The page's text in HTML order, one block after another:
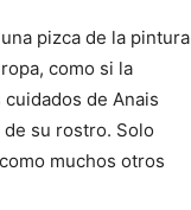
pizca de la pintura
como si la
de Anais
su rostro. Solo
muchos otros